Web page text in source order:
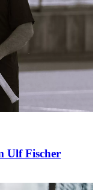
Ulf Fischer